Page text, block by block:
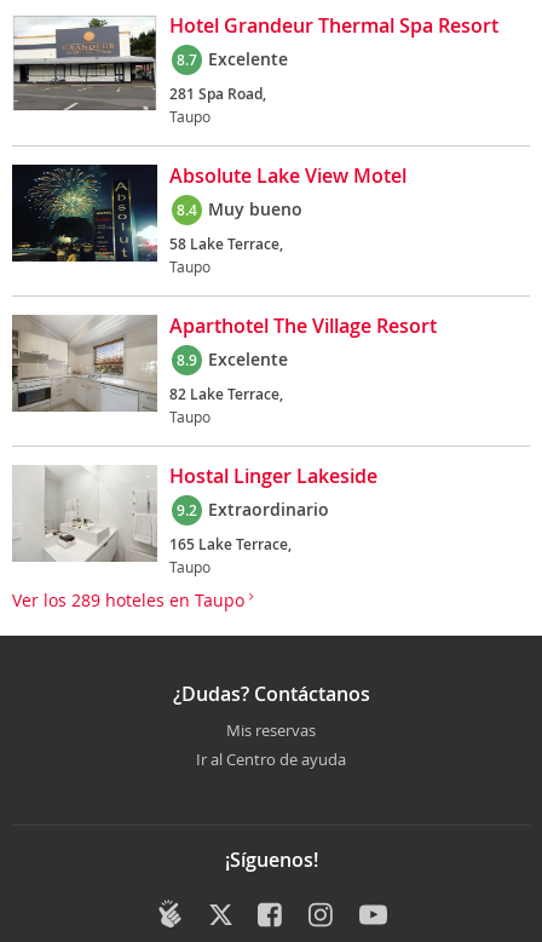
Hotel Grandeur Thermal Spa Resort
8.7 Excelente
281 Spa Road,
Taupo
Absolute Lake View Motel
8.4 Muy bueno
58 Lake Terrace,
Taupo
Aparthotel The Village Resort
8.9 Excelente
82 Lake Terrace,
Taupo
Hostal Linger Lakeside
9.2 Extraordinario
165 Lake Terrace,
Taupo
Ver los 289 hoteles en Taupo
¿Dudas? Contáctanos
Mis reservas
Ir al Centro de ayuda
¡Síguenos!